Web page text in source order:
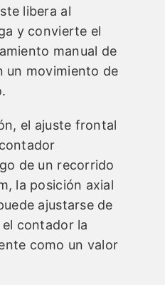
libera al
y convierte el
manual de
un movimiento de
el ajuste frontal
de un recorrido
la posición axial
ajustarse de
contador la
como un valor